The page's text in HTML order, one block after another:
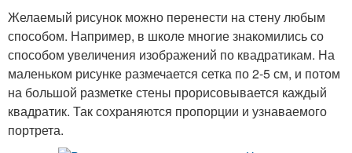
Желаемый рисунок можно перенести на стену любым
способом. Например, в школе многие знакомились со
способом увеличения изображений по квадратикам. На
маленьком рисунке размечается сетка по 2-5 см, и потом
на большой разметке стены прорисовывается каждый
квадратик. Так сохраняются пропорции и узнаваемого
портрета.